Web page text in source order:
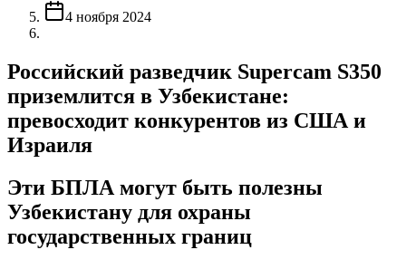
4 ноября 2024
Российский разведчик Supercam S350
приземлится в Узбекистане:
превосходит конкурентов из США и
Израиля
Эти БПЛА могут быть полезны
Узбекистану для охраны
государственных границ